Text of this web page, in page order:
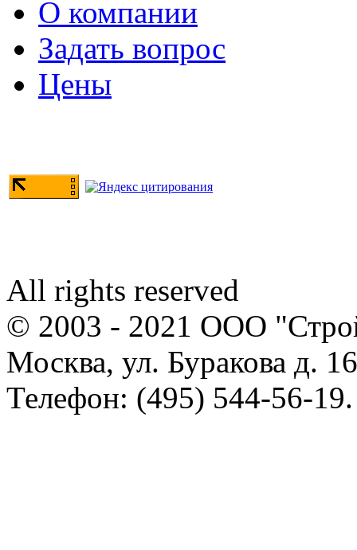
О компании
Задать вопрос
Цены
All rights reserved
© 2003 - 2021 ООО
Москва, ул. Буракова д.
Телефон: (495) 544-56-